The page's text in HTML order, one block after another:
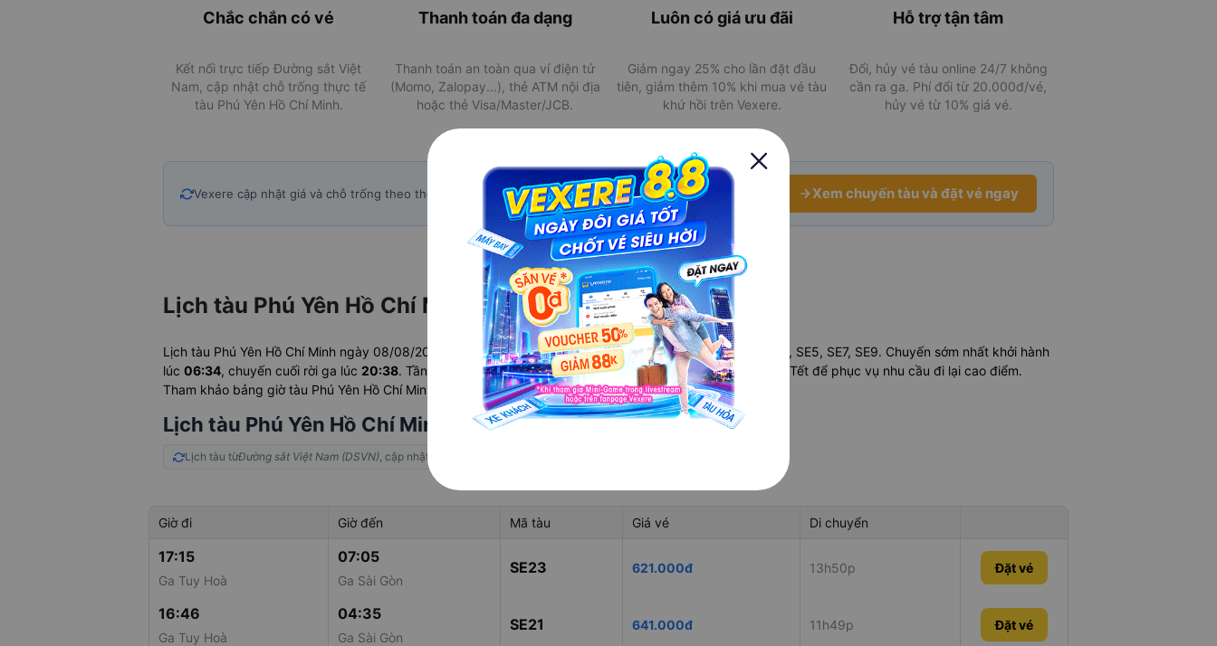
Chắc chắn có vé
Kết nối trực tiếp Đường sắt Việt
Nam, cập nhật chỗ trống thực tế
tàu Phú Yên Hồ Chí Minh.
Thanh toán đa dạng
Thanh toán an toàn qua ví điện tử
(Momo, Zalopay...), thẻ ATM nội địa
hoặc thẻ Visa/Master/JCB.
Luôn có giá ưu đãi
Giảm ngay 25% cho lần đặt đầu
tiên, giảm thêm 10% khi mua vé tàu
khứ hồi trên Vexere.
Hỗ trợ tận tâm
Đổi, hủy vé tàu online 24/7 không
cần ra ga. Phí đổi từ 20.000đ/vé,
hủy vé từ 10% giá vé.
Vexere cập nhật giá và chỗ trống theo thời gian thực từ DSVN Xem chuyến tàu và đặt vé ngay
Lịch tàu Phú Yên Hồ Chí Minh mới nhất ngày 08/08/2026
Lịch tàu Phú Yên Hồ Chí Minh ngày 08/08/2026 có 7 chuyến, bao gồm các mác tàu SE1, SE21, SE23, SE3, SE5, SE7, SE9. Chuyến sớm nhất khởi hành
lúc 06:34, chuyến cuối rời ga lúc 20:38. Tần suất các chuyến có thể tăng thêm vào dịp cuối tuần hoặc lễ Tết để phục vụ nhu cầu đi lại cao điểm.
Tham khảo bảng giờ tàu Phú Yên Hồ Chí Minh chi tiết cập nhật theo thời gian thực tại Vexere:
Lịch tàu Phú Yên Hồ Chí Minh mới nhất ngày 08/08/2026
Lịch tàu từĐường sắt Việt Nam (DSVN), cập nhật theo thời gian thực trên Vexere
Giờ đi Giờ đến Mã tàu Giá vé Di chuyển
17:15
Ga Tuy Hoà
07:05
Ga Sài Gòn
SE23 621.000đ 13h50p Đặt vé
16:46
Ga Tuy Hoà
04:35
Ga Sài Gòn
SE21 641.000đ 11h49p Đặt vé